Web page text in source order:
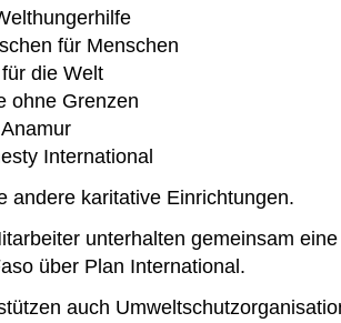
für Menschen
die Welt
ohne Grenzen
International
andere karitative Einrichtungen.
unterhalten gemeinsam
über Plan International.
auch